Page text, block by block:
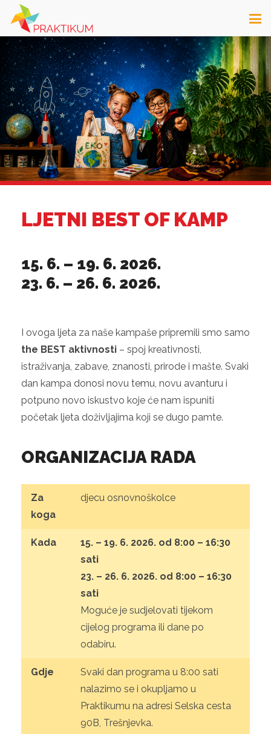
LJETNI BEST OF KAMP
15. 6. – 19. 6. 2026.
23. 6. – 26. 6. 2026.
I ovoga ljeta za naše kampaše pripremili smo samo
the BEST aktivnosti – spoj kreativnosti,
istraživanja, zabave, znanosti, prirode i mašte. Svaki
dan kampa donosi novu temu, novu avanturu i
potpuno novo iskustvo koje će nam ispuniti
početak ljeta doživljajima koji se dugo pamte.
ORGANIZACIJA RADA
Za
koga
djecu osnovnoškolce
Kada
15. – 19. 6. 2026. od 8:00 – 16:30
sati
23. – 26. 6. 2026. od 8:00 – 16:30
sati
Moguće je sudjelovati tijekom
cijelog programa ili dane po
odabiru.
Gdje
Svaki dan programa u 8:00 sati
nalazimo se i okupljamo u
Praktikumu na adresi Selska cesta
90B, Trešnjevka.